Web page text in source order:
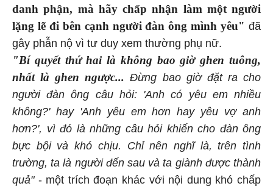
danh phận, mà hãy chấp nhận làm một người
lặng lẽ đi bên cạnh người đàn ông mình yêu" đã
gây phẫn nộ vì tư duy xem thường phụ nữ.
"Bí quyết thứ hai là không bao giờ ghen tuông,
nhất là ghen ngược...
Đừng bao giờ đặt ra cho
người đàn ông câu hỏi: 'Anh có yêu em nhiều
không?' hay 'Anh yêu em hơn hay yêu vợ anh
hơn?', vì đó là những câu hỏi khiến cho đàn ông
bực bội và khó chịu. Chỉ nên nghĩ là, trên tình
trường, ta là người đến sau và ta giành được thành
quả" - một trích đoạn khác với nội dung khó chấp